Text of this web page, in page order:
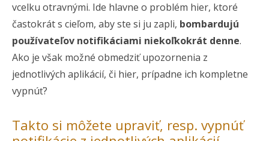
vcelku otravnými. Ide hlavne o problém hier, ktoré
častokrát s cieľom, aby ste si ju zapli, bombardujú
používateľov notifikáciami niekoľkokrát denne.
Ako je však možné obmedziť upozornenia z
jednotlivých aplikácií, či hier, prípadne ich kompletne
vypnúť?
Takto si môžete upraviť, resp. vypnúť